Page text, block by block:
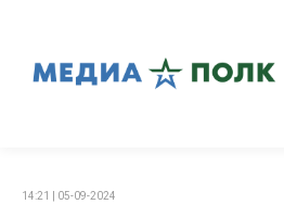
14:21 | 05-09-2024